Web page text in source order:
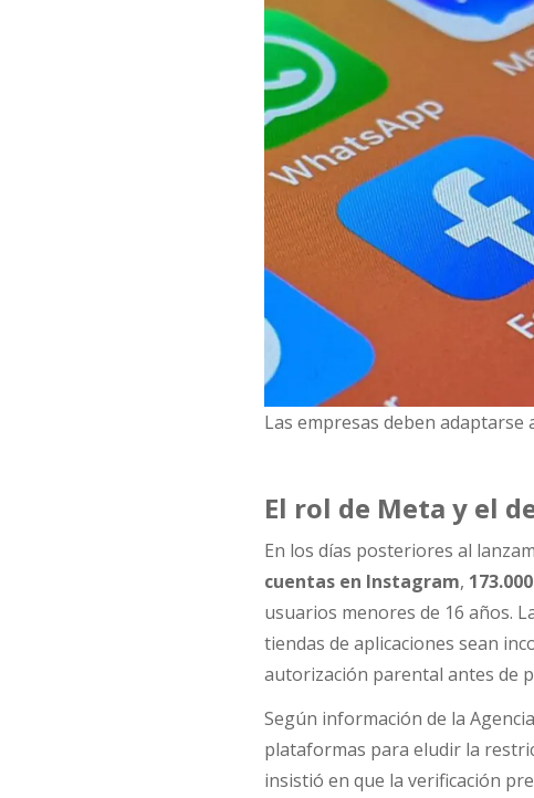
Las empresas deben adaptarse
El rol de Meta y el
En los días posteriores al
cuentas en Instagram,
usuarios menores de 16 años.
tiendas de aplicaciones sean
autorización parental antes de
Según información de la
plataformas para eludir la
insistió en que la verificación